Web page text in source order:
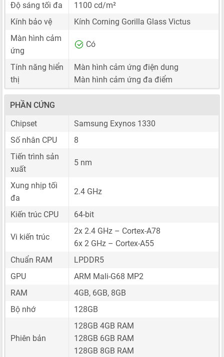
Độ sáng tối đa
1100 cd/m²
Kính bảo vệ
Kính Corning Gorilla Glass Victus
Màn hình cảm
ứng
Có
Tính năng hiển
thị
Màn hình cảm ứng điện dung
Màn hình cảm ứng đa điểm
PHẦN CỨNG
Chipset
Samsung Exynos 1330
Số nhân CPU
8
Tiến trình sản
xuất
5 nm
Xung nhịp tối
đa
2.4 GHz
Kiến trúc CPU 64-bit
Vi kiến trúc
2x 2.4 GHz – Cortex-A78
6x 2 GHz – Cortex-A55
Chuẩn RAM
LPDDR5
GPU
ARM Mali-G68 MP2
RAM
4GB, 6GB, 8GB
Bộ nhớ
128GB
Phiên bản
128GB 4GB RAM
128GB 6GB RAM
128GB 8GB RAM